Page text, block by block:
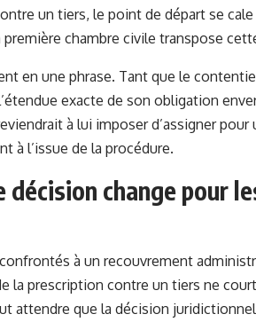
un tiers, le point de départ se
chambre civile transpose
en une phrase. Tant que le
exacte de son obligation
à lui imposer d’assigner
à l’issue de la procédure.
décision change pour
à un recouvrement
la prescription contre un tiers ne
attendre que la décision